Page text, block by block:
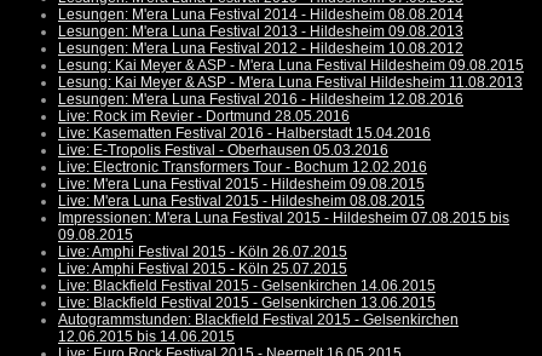
Lesungen: M'era Luna Festival 2014 - Hildesheim 08.08.2014
Lesungen: M'era Luna Festival 2013 - Hildesheim 09.08.2013
Lesungen: M'era Luna Festival 2012 - Hildesheim 10.08.2012
Lesung: Kai Meyer & ASP - M'era Luna Festival Hildesheim 09.08.2015
Lesung: Kai Meyer & ASP - M'era Luna Festival Hildesheim 11.08.2013
Lesungen: M'era Luna Festival 2016 - Hildesheim 12.08.2016
Live: Rock im Revier - Dortmund 28.05.2016
Live: Kasematten Festival 2016 - Halberstadt 15.04.2016
Live: E-Tropolis Festival - Oberhausen 05.03.2016
Live: Electronic Transformers Tour - Bochum 12.02.2016
Live: M'era Luna Festival 2015 - Hildesheim 09.08.2015
Live: M'era Luna Festival 2015 - Hildesheim 08.08.2015
Impressionen: M'era Luna Festival 2015 - Hildesheim 07.08.2015 bis
09.08.2015
Live: Amphi Festival 2015 - Köln 26.07.2015
Live: Amphi Festival 2015 - Köln 25.07.2015
Live: Blackfield Festival 2015 - Gelsenkirchen 14.06.2015
Live: Blackfield Festival 2015 - Gelsenkirchen 13.06.2015
Autogrammstunden: Blackfield Festival 2015 - Gelsenkirchen
12.06.2015 bis 14.06.2015